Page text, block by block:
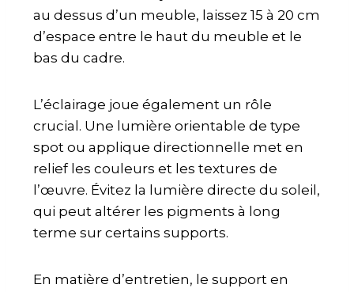
au dessus d’un meuble, laissez 15 à 20 cm
d’espace entre le haut du meuble et le
bas du cadre.
L’éclairage joue également un rôle
crucial. Une lumière orientable de type
spot ou applique directionnelle met en
relief les couleurs et les textures de
l’œuvre. Évitez la lumière directe du soleil,
qui peut altérer les pigments à long
terme sur certains supports.
En matière d’entretien, le support en